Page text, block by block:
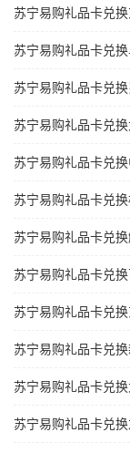
苏宁易购礼品卡兑
苏宁易购礼品卡兑
苏宁易购礼品卡兑
苏宁易购礼品卡兑
苏宁易购礼品卡兑
苏宁易购礼品卡兑
苏宁易购礼品卡兑
苏宁易购礼品卡兑
苏宁易购礼品卡兑
苏宁易购礼品卡兑
苏宁易购礼品卡兑
苏宁易购礼品卡兑